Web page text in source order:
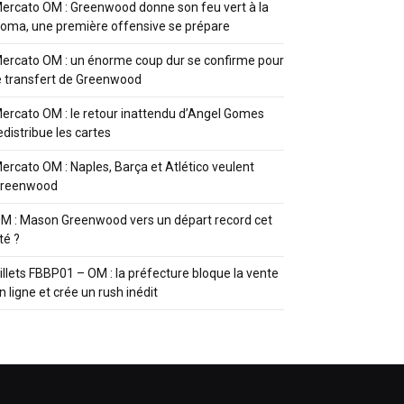
OM : Greenwood donne son feu vert à la
une première offensive se prépare
OM : un énorme coup dur se confirme pour
transfert de Greenwood
OM : le retour inattendu d’Angel Gomes
les cartes
OM : Naples, Barça et Atlético veulent
: Mason Greenwood vers un départ record cet
?
FBBP01 – OM : la préfecture bloque la vente
ligne et crée un rush inédit